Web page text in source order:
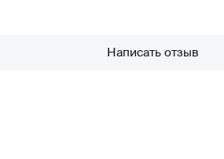
Написать отзыв